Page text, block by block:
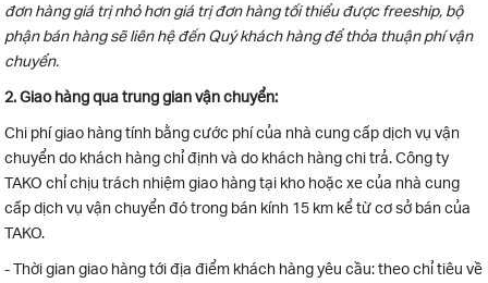
đơn hàng giá trị nhỏ hơn giá trị đơn hàng tối thiểu được freeship, bộ
phận bán hàng sẽ liên hệ đến Quý khách hàng để thỏa thuận phí vận
chuyển.
2. Giao hàng qua trung gian vận chuyển:
Chi phí giao hàng tính bằng cước phí của nhà cung cấp dịch vụ vận
chuyển do khách hàng chỉ định và do khách hàng chi trả. Công ty
TAKO chỉ chịu trách nhiệm giao hàng tại kho hoặc xe của nhà cung
cấp dịch vụ vận chuyển đó trong bán kính 15 km kể từ cơ sở bán của
TAKO.
- Thời gian giao hàng tới địa điểm khách hàng yêu cầu: theo chỉ tiêu về